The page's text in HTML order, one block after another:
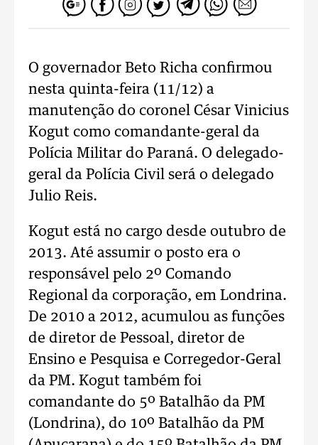
O governador Beto Richa confirmou
nesta quinta-feira (11/12) a
manutenção do coronel César Vinicius
Kogut como comandante-geral da
Polícia Militar do Paraná. O delegado-
geral da Polícia Civil será o delegado
Julio Reis.
Kogut está no cargo desde outubro de
2013. Até assumir o posto era o
responsável pelo 2º Comando
Regional da corporação, em Londrina.
De 2010 a 2012, acumulou as funções
de diretor de Pessoal, diretor de
Ensino e Pesquisa e Corregedor-Geral
da PM. Kogut também foi
comandante do 5º Batalhão da PM
(Londrina), do 10º Batalhão da PM